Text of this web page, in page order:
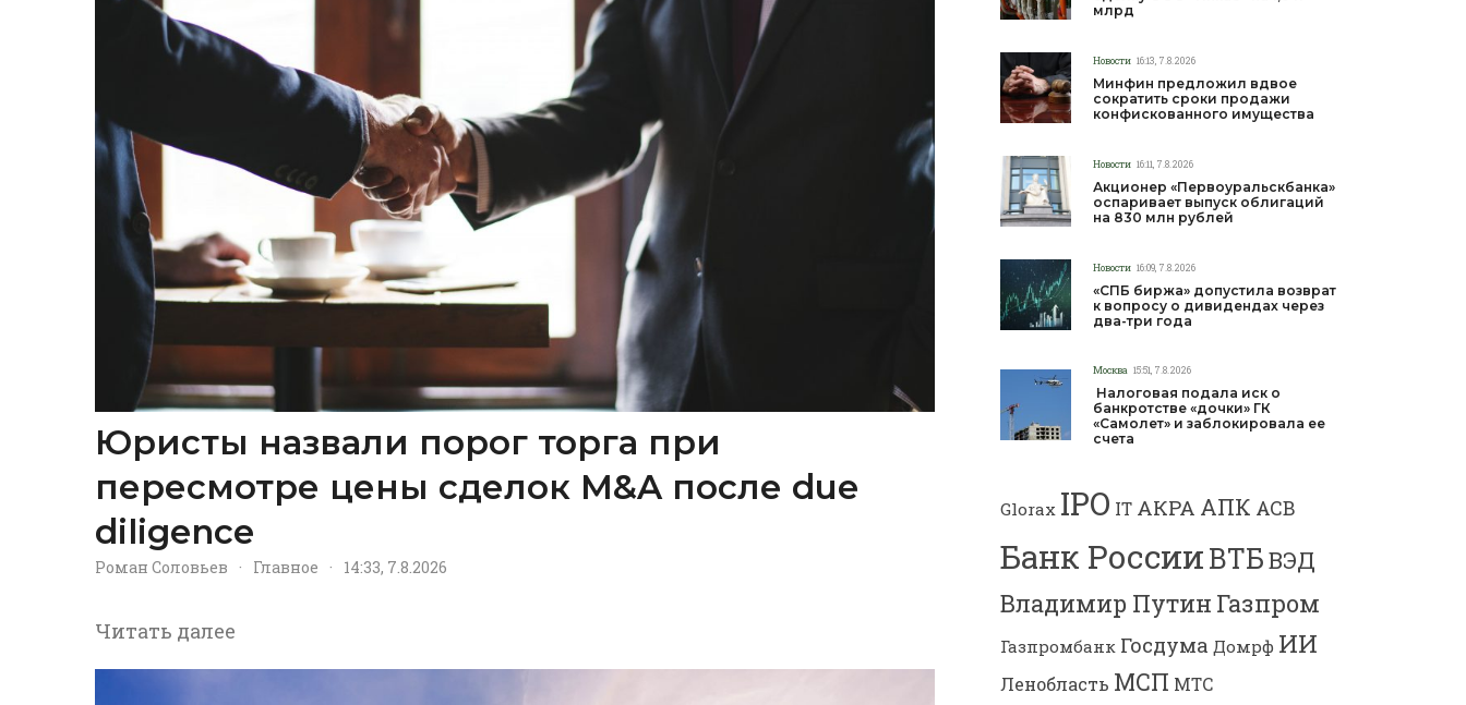
Юристы назвали порог торга при
пересмотре цены сделок M&A после due
diligence
Роман Соловьев · Главное · 14:33, 7.8.2026
Читать далее
млрд
Новости 16:13, 7.8.2026
Минфин предложил вдвое
сократить сроки продажи
конфискованного имущества
Новости 16:11, 7.8.2026
Акционер «Первоуральскбанка»
оспаривает выпуск облигаций
на 830 млн рублей
Новости 16:09, 7.8.2026
«СПБ биржа» допустила возврат
к вопросу о дивидендах через
два-три года
Москва 15:51, 7.8.2026
Налоговая подала иск о
банкротстве «дочки» ГК
«Самолет» и заблокировала ее
счета
Glorax IPO IT АКРА АПК АСВ
Банк РоссииВТБВЭД
Владимир Путин Газпром
Газпромбанк Госдума Домрф ИИ
Ленобласть МСП МТС